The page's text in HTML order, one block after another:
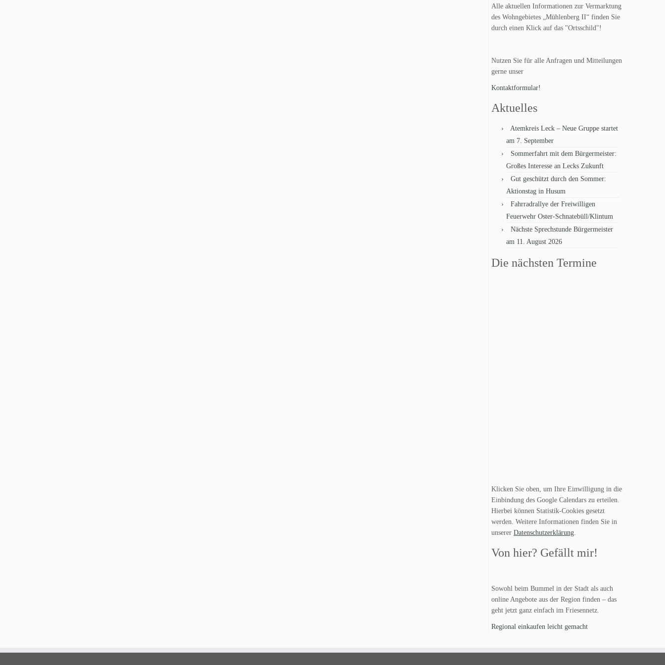
Alle aktuellen Informationen zur Vermarktung
des Wohngebietes „Mühlenberg II“ finden Sie
durch einen Klick auf das "Ortsschild"!
Nutzen Sie für alle Anfragen und Mitteilungen
gerne unser
Kontaktformular!
Aktuelles
Atemkreis Leck – Neue Gruppe startet
am 7. September
Sommerfahrt mit dem Bürgermeister:
Großes Interesse an Lecks Zukunft
Gut geschützt durch den Sommer:
Aktionstag in Husum
Fahrradrallye der Freiwilligen
Feuerwehr Oster-Schnatebüll/Klintum
Nächste Sprechstunde Bürgermeister
am 11. August 2026
Die nächsten Termine
Klicken Sie oben, um Ihre Einwilligung in die
Einbindung des Google Calendars zu erteilen.
Hierbei können Statistik-Cookies gesetzt
werden. Weitere Informationen finden Sie in
unserer Datenschutzerklärung.
Von hier? Gefällt mir!
Sowohl beim Bummel in der Stadt als auch
online Angebote aus der Region finden – das
geht jetzt ganz einfach im Friesennetz.
Regional einkaufen leicht gemacht